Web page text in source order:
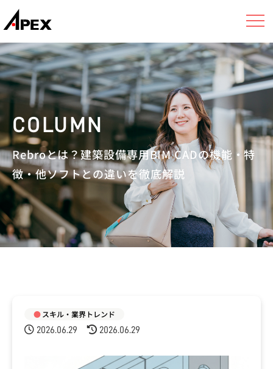
Rebroとは？建築設備専用BIM CADの機能・特
徴・他ソフトとの違いを徹底解説
スキル・業界トレンド
2026.06.29 2026.06.29